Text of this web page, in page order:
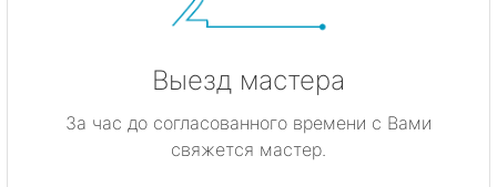
Выезд мастера
За час до согласованного времени с Вами
свяжется мастер.